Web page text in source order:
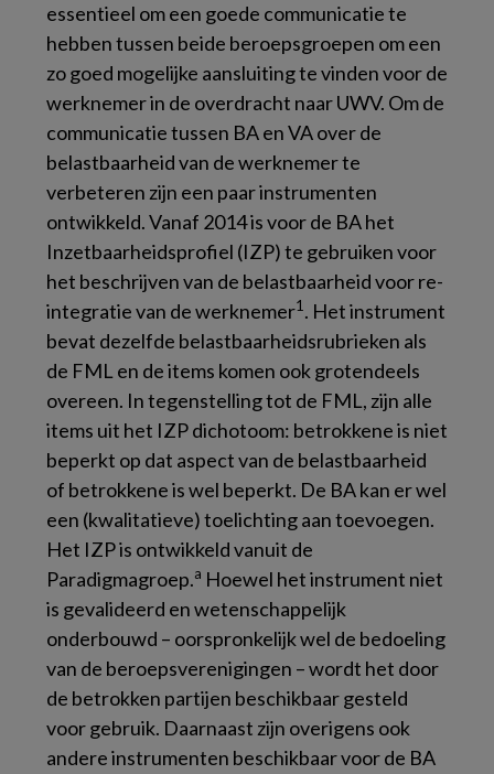
essentieel om een goede communicatie te
hebben tussen beide beroepsgroepen om een
zo goed mogelijke aansluiting te vinden voor de
werknemer in de overdracht naar UWV. Om de
communicatie tussen BA en VA over de
belastbaarheid van de werknemer te
verbeteren zijn een paar instrumenten
ontwikkeld. Vanaf 2014 is voor de BA het
Inzetbaarheidsprofiel (IZP) te gebruiken voor
het beschrijven van de belastbaarheid voor re-
integratie van de werknemer1. Het instrument
bevat dezelfde belastbaarheidsrubrieken als
de FML en de items komen ook grotendeels
overeen. In tegenstelling tot de FML, zijn alle
items uit het IZP dichotoom: betrokkene is niet
beperkt op dat aspect van de belastbaarheid
of betrokkene is wel beperkt. De BA kan er wel
een (kwalitatieve) toelichting aan toevoegen.
Het IZP is ontwikkeld vanuit de
Paradigmagroep.a Hoewel het instrument niet
is gevalideerd en wetenschappelijk
onderbouwd – oorspronkelijk wel de bedoeling
van de beroepsverenigingen – wordt het door
de betrokken partijen beschikbaar gesteld
voor gebruik. Daarnaast zijn overigens ook
andere instrumenten beschikbaar voor de BA